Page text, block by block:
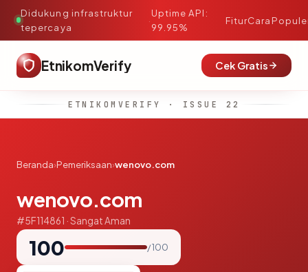
Didukung infrastruktur
tepercaya
·
Uptime API:
99.95%
FiturCara
EtnikomVerify Cek Gratis
ETNIKOMVERIFY · ISSUE 22
Beranda›Pemeriksaan›wenovo.com
wenovo.com
#5F114861 · Sangat Aman
100 / 100